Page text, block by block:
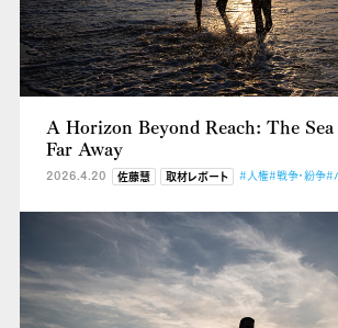
A Horizon Beyond Reach: The Sea
Far Away
2026.4.20 佐藤慧 取材レポート #人権#戦争・紛争#